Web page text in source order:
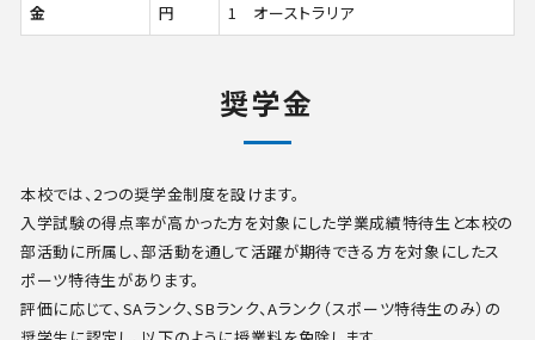
金
円
1 オーストラリア
奨学金
本校では、2つの奨学金制度を設けます。
入学試験の得点率が高かった方を対象にした学業成績特待生と本校の
部活動に所属し、部活動を通して活躍が期待できる方を対象にしたス
ポーツ特待生があります。
評価に応じて、SAランク、SBランク、Aランク（スポーツ特待生のみ）の